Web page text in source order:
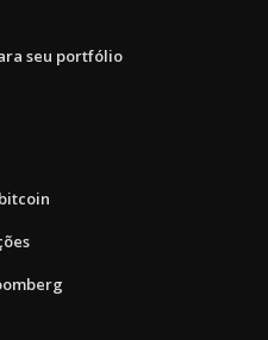
seu portfólio